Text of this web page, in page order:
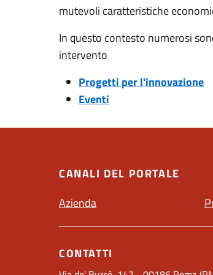
mutevoli caratteristiche
In questo contesto numerosi
intervento
Progetti per l'innovazione
Eventi
CANALI DEL PORTALE
Azienda
CONTATTI